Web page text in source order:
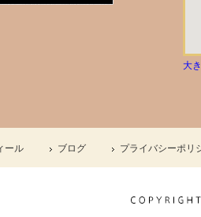
大
ール ブログ プライバシーポリ